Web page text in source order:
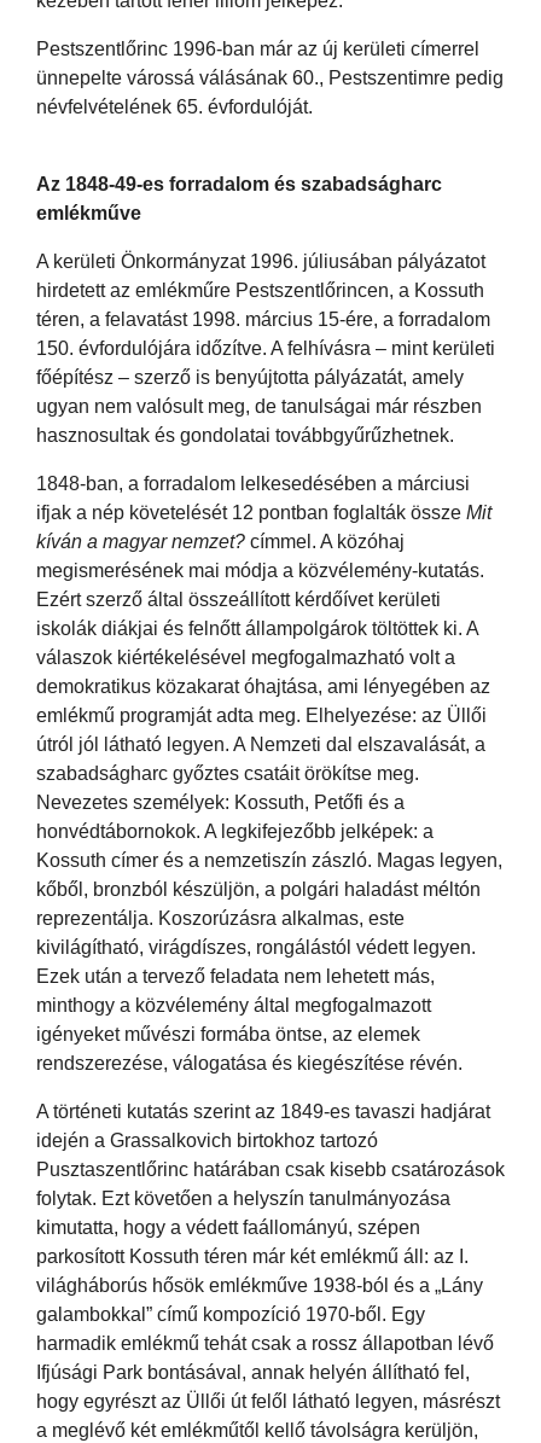
Pestszentlőrinc 1996-ban már az új kerületi címerrel
ünnepelte várossá válásának 60., Pestszentimre pedig
névfelvételének 65. évfordulóját.
Az 1848-49-es forradalom és szabadságharc
emlékműve
A kerületi Önkormányzat 1996. júliusában pályázatot
hirdetett az emlékműre Pestszentlőrincen, a Kossuth
téren, a felavatást 1998. március 15-ére, a forradalom
150. évfordulójára időzítve. A felhívásra – mint kerületi
főépítész – szerző is benyújtotta pályázatát, amely
ugyan nem valósult meg, de tanulságai már részben
hasznosultak és gondolatai továbbgyűrűzhetnek.
1848-ban, a forradalom lelkesedésében a márciusi
ifjak a nép követelését 12 pontban foglalták össze Mit
kíván a magyar nemzet? címmel. A közóhaj
megismerésének mai módja a közvélemény-kutatás.
Ezért szerző által összeállított kérdőívet kerületi
iskolák diákjai és felnőtt állampolgárok töltöttek ki. A
válaszok kiértékelésével megfogalmazható volt a
demokratikus közakarat óhajtása, ami lényegében az
emlékmű programját adta meg. Elhelyezése: az Üllői
útról jól látható legyen. A Nemzeti dal elszavalását, a
szabadságharc győztes csatáit örökítse meg.
Nevezetes személyek: Kossuth, Petőfi és a
honvédtábornokok. A legkifejezőbb jelképek: a
Kossuth címer és a nemzetiszín zászló. Magas legyen,
kőből, bronzból készüljön, a polgári haladást méltón
reprezentálja. Koszorúzásra alkalmas, este
kivilágítható, virágdíszes, rongálástól védett legyen.
Ezek után a tervező feladata nem lehetett más,
minthogy a közvélemény által megfogalmazott
igényeket művészi formába öntse, az elemek
rendszerezése, válogatása és kiegészítése révén.
A történeti kutatás szerint az 1849-es tavaszi hadjárat
idején a Grassalkovich birtokhoz tartozó
Pusztaszentlőrinc határában csak kisebb csatározások
folytak. Ezt követően a helyszín tanulmányozása
kimutatta, hogy a védett faállományú, szépen
parkosított Kossuth téren már két emlékmű áll: az I.
világháborús hősök emlékműve 1938-ból és a „Lány
galambokkal” című kompozíció 1970-ből. Egy
harmadik emlékmű tehát csak a rossz állapotban lévő
Ifjúsági Park bontásával, annak helyén állítható fel,
hogy egyrészt az Üllői út felől látható legyen, másrészt
a meglévő két emlékműtől kellő távolságra kerüljön,